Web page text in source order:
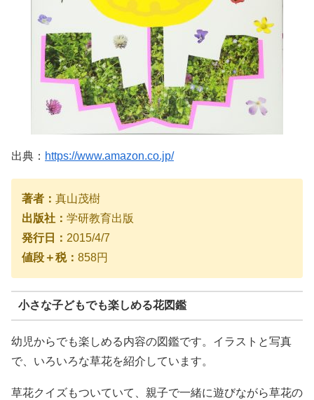
出典： https://www.amazon.co.jp/
著者： 真山茂樹
出版社： 学研教育出版
発行日： 2015/4/7
値段＋税： 858円
小さな子どもでも楽しめる花図鑑
幼児からでも楽しめる内容の図鑑です。イラストと写真
で、いろいろな草花を紹介しています。
草花クイズもついていて、親子で一緒に遊びながら草花の